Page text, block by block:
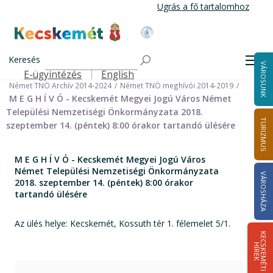
tartalomra
Ugrás a fő tartalomhoz
Kecskemét Város Honlapja
Keresés
Felső navigáció
E-ügyintézés English VÁROSUNK
TURIZMUS
VÁROSHÁZA
K
E
C
S
K
E
M
É
T
I
HÍ
R
E
K
Önkormányzat
Nemzetiségi Önkormányzatok
Német Települési Nemzetiségi Önkormányzat
Német TNÖ Archív 2014-2024
Német TNÖ meghívói 2014-2019
M E G H Í V Ó - Kecskemét Megyei Jogú Város Német
Települési Nemzetiségi Önkormányzata 2018.
szeptember 14. (péntek) 8:00 órakor tartandó ülésére
M E G H Í V Ó - Kecskemét Megyei Jogú Város
Német Települési Nemzetiségi Önkormányzata
2018. szeptember 14. (péntek) 8:00 órakor
tartandó ülésére
Az ülés helye: Kecskemét, Kossuth tér 1. félemelet 5/1.